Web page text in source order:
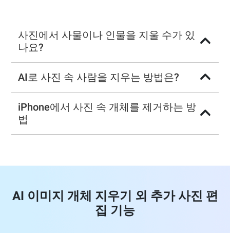
사진에서 사물이나 인물을 지울 수가 있
나요?
AI로 사진 속 사람을 지우는 방법은?
iPhone에서 사진 속 개체를 제거하는 방
법
AI 이미지 개체 지우기 외 추가 사진 편
집 기능